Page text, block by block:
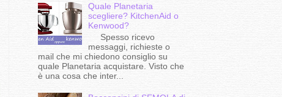
Quale Planetaria
scegliere? KitchenAid o
Kenwood?
Spesso ricevo
messaggi, richieste o
mail che mi chiedono consiglio su
quale Planetaria acquistare. Visto che
è una cosa che inter...